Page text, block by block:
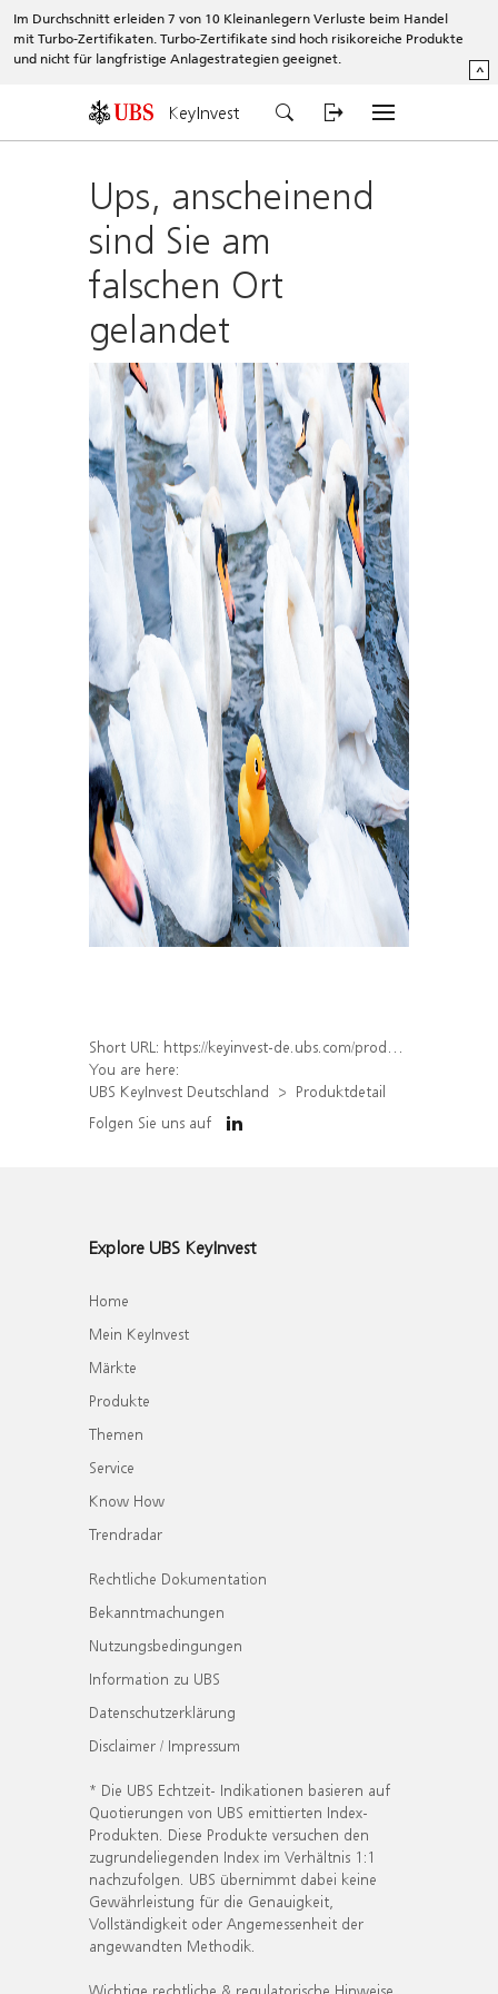
Im Durchschnitt erleiden 7 von 10 Kleinanlegern Verluste beim Handel
mit Turbo-Zertifikaten. Turbo-Zertifikate sind hoch risikoreiche Produkte
und nicht für langfristige Anlagestrategien geeignet.
^
KeyInvest
Ups, anscheinend
sind Sie am
falschen Ort
gelandet
Short URL: https://keyinvest-de.ubs.com/produkt/detail/index/isin/DE000WA7FJN9
You are here:
UBS KeyInvest Deutschland
Produktdetail
Folgen Sie uns auf
Explore UBS KeyInvest
Home
Mein KeyInvest
Märkte
Produkte
Themen
Service
Know How
Trendradar
Rechtliche Dokumentation
Bekanntmachungen
Nutzungsbedingungen
Information zu UBS
Datenschutzerklärung
Disclaimer / Impressum
* Die UBS Echtzeit- Indikationen basieren auf
Quotierungen von UBS emittierten Index-
Produkten. Diese Produkte versuchen den
zugrundeliegenden Index im Verhältnis 1:1
nachzufolgen. UBS übernimmt dabei keine
Gewährleistung für die Genauigkeit,
Vollständigkeit oder Angemessenheit der
angewandten Methodik.